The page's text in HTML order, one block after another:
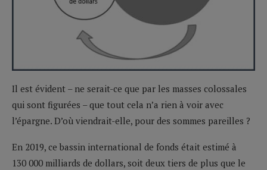
Il est évident – ne serait-ce que par les masses colossales
qui sont figurées – que tout cela n’a rien à voir avec
l’épargne. D’où viendrait-elle, pour des sommes pareilles ?
En 2019, ce bassin international de fonds était estimé à
130 000 milliards de dollars, soit deux tiers de plus que le